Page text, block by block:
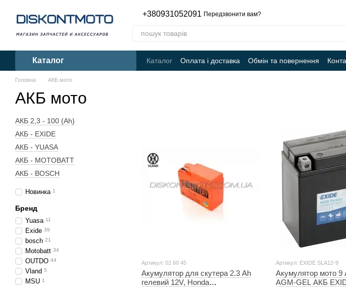
+380931052091 Передзвонити вам?
Каталог Каталог Оплата і доставка Обмін та повернення
Головна АКБ мото
АКБ мото
Артикул: 02 60 45
Акумулятор для скутера 2.3 Ah
гелевий 12V, Honda
Артикул: EXIDE SLA12-9
Акумулятор мото 9
AGM-GEL АКБ
АКБ 2,3 - 100 (Ah)
АКБ - EXIDE
АКБ - YUASA
АКБ - MOTOBATT
АКБ - BOSCH
Новинка 1
Бренд
Yuasa 11
Exide 39
bosch 21
Motobatt 34
OUTDO 44
Vland 5
MSU 1